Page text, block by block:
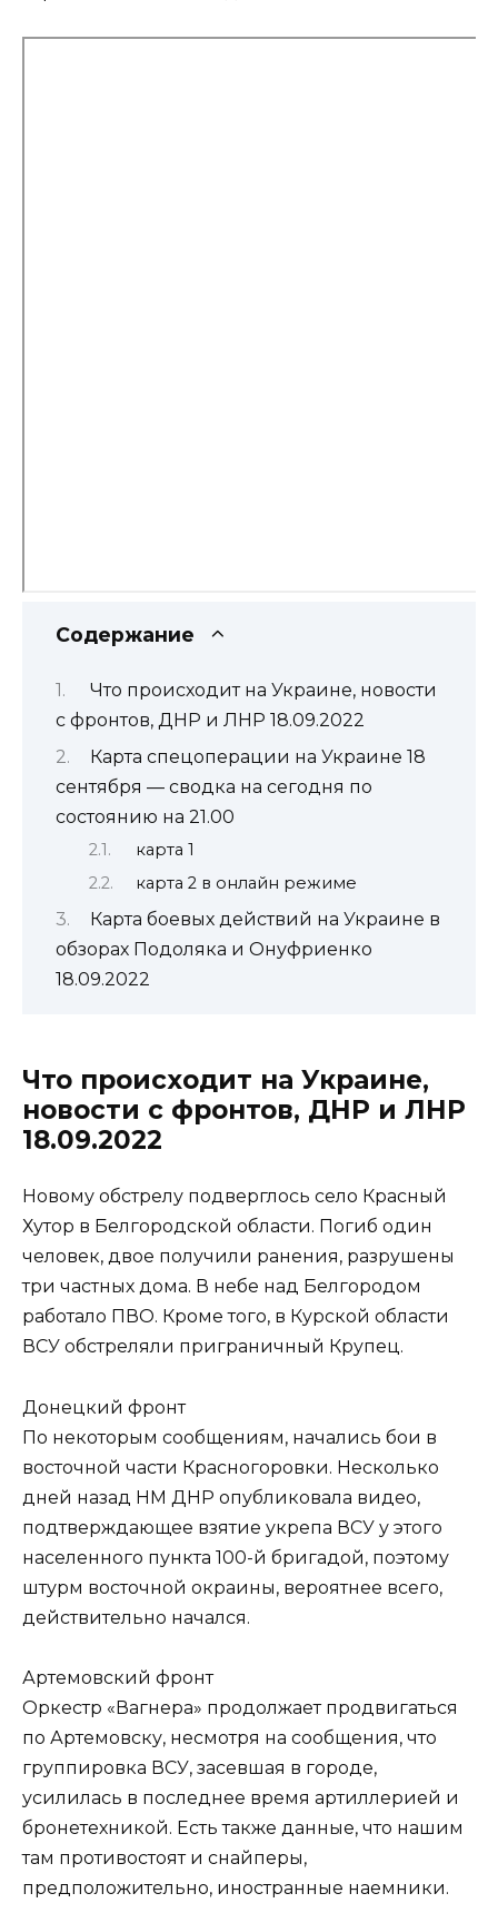
Содержание
Что происходит на Украине, новости
с фронтов, ДНР и ЛНР 18.09.2022
Карта спецоперации на Украине 18
сентября — сводка на сегодня по
состоянию на 21.00
карта 1
карта 2 в онлайн режиме
Карта боевых действий на Украине в
обзорах Подоляка и Онуфриенко
18.09.2022
Что происходит на Украине,
новости с фронтов, ДНР и ЛНР
18.09.2022
Новому обстрелу подверглось село Красный
Хутор в Белгородской области. Погиб один
человек, двое получили ранения, разрушены
три частных дома. В небе над Белгородом
работало ПВО. Кроме того, в Курской области
ВСУ обстреляли приграничный Крупец.
Донецкий фронт
По некоторым сообщениям, начались бои в
восточной части Красногоровки. Несколько
дней назад НМ ДНР опубликовала видео,
подтверждающее взятие укрепа ВСУ у этого
населенного пункта 100-й бригадой, поэтому
штурм восточной окраины, вероятнее всего,
действительно начался.
Артемовский фронт
Оркестр «Вагнера» продолжает продвигаться
по Артемовску, несмотря на сообщения, что
группировка ВСУ, засевшая в городе,
усилилась в последнее время артиллерией и
бронетехникой. Есть также данные, что нашим
там противостоят и снайперы,
предположительно, иностранные наемники.